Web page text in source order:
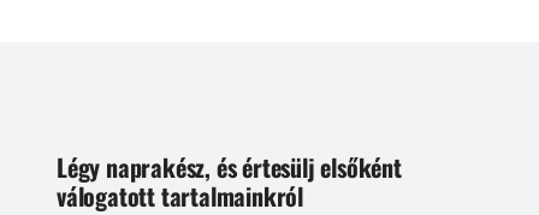
Légy naprakész, és értesülj elsőként
válogatott tartalmainkról